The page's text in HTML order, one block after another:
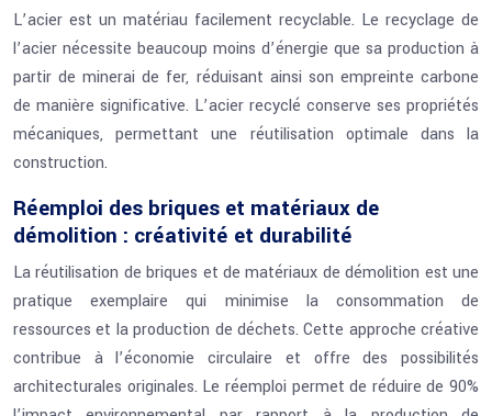
L’acier est un matériau facilement recyclable. Le recyclage de
l’acier nécessite beaucoup moins d’énergie que sa production à
partir de minerai de fer, réduisant ainsi son empreinte carbone
de manière significative. L’acier recyclé conserve ses propriétés
mécaniques, permettant une réutilisation optimale dans la
construction.
Réemploi des briques et matériaux de
démolition : créativité et durabilité
La réutilisation de briques et de matériaux de démolition est une
pratique exemplaire qui minimise la consommation de
ressources et la production de déchets. Cette approche créative
contribue à l’économie circulaire et offre des possibilités
architecturales originales. Le réemploi permet de réduire de 90%